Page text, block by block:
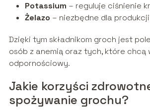
Potassium – reguluje ciśnienie
Żelazo – niezbędne dla
Dzięki tym składnikom groch jest
osób z anemią oraz tych, które chcą
odpornościowy.
Jakie korzyści
spożywanie grochu?